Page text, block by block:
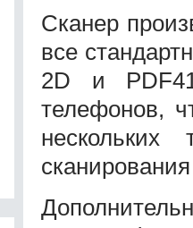
Сканер
все
2D и
телефонов,
нескольких